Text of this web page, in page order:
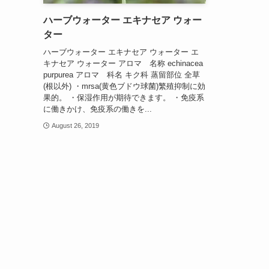
ハーブウォーター エキナセア ウォー
ター
ハーブウォーター エキナセア ウォーター エ
キナセア ウォーター アロマ 名称 echinacea
purpurea アロマ 科名 キク科 蒸留部位 全草
(根以外) ・mrsa(黄色ブドウ球菌)繁殖抑制に効
果的。 ・保湿作用が期待できます。 ・免疫系
に働きかけ、免疫系の働きを...
August 26, 2019